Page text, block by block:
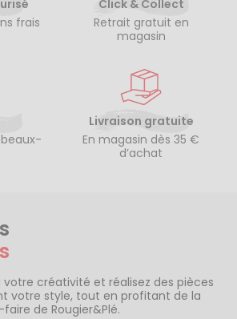
frais
Click & Collect
Retrait gratuit en
magasin
Livraison gratuite
En magasin dès 35 €
d’achat
votre créativité et réalisez des pièces
votre style, tout en profitant de la
de Rougier&Plé.